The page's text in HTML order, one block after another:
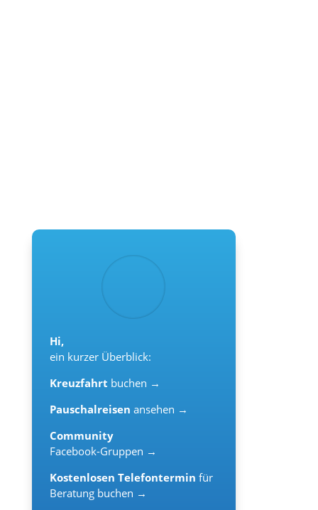
Hi,
ein kurzer Überblick:
Kreuzfahrt buchen →
Pauschalreisen ansehen →
Community
Facebook-Gruppen →
Kostenlosen Telefontermin für
Beratung buchen →